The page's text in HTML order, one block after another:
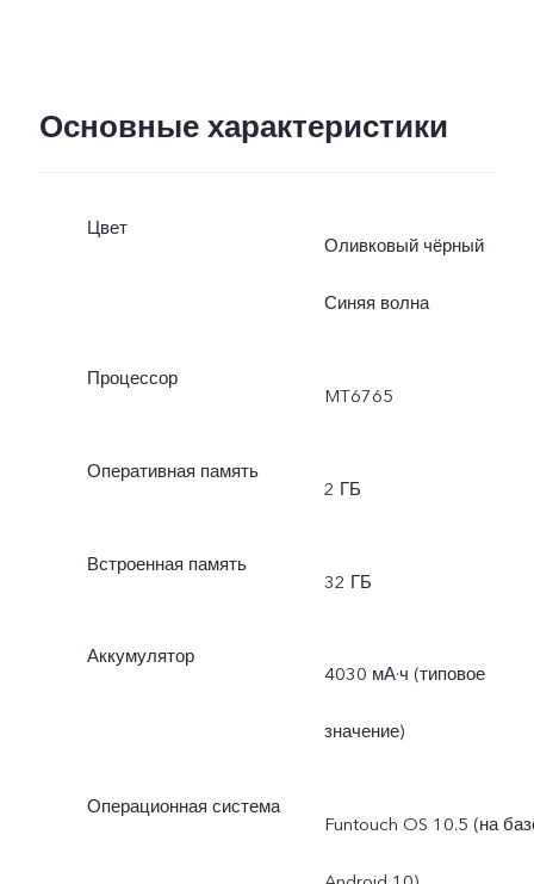
Основные характеристики
Цвет
Оливковый чёрный
Синяя волна
Процессор
MT6765
Оперативная память
2 ГБ
Встроенная память
32 ГБ
Аккумулятор
4030 мА·ч (типовое
значение)
Операционная система
Funtouch OS 10.5 (на